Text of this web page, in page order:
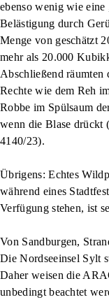
ebenso wenig wie
Belästigung durch
Menge von geschätzt
mehr als 20.000
Abschließend räumten
Rechte wie dem Reh
Robbe im Spülsaum
wenn die Blase drückt
4140/23).
Übrigens: Echtes
während eines
Verfügung stehen, ist
Von Sandburgen,
Die Nordseeinsel Sylt
Daher weisen die
unbedingt beachtet